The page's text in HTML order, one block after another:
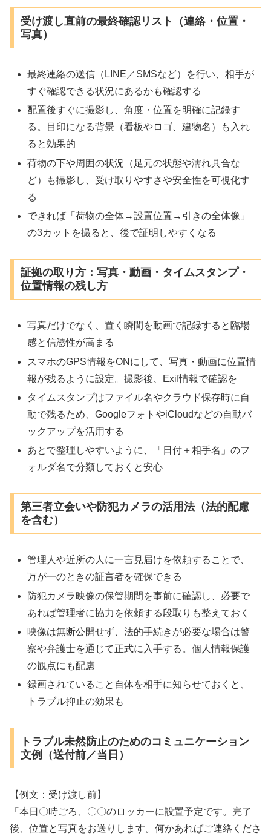
受け渡し直前の最終確認リスト（連絡・位置・
写真）
最終連絡の送信（LINE／SMSなど）を行い、相手が
すぐ確認できる状況にあるかも確認する
配置後すぐに撮影し、角度・位置を明確に記録す
る。目印になる背景（看板やロゴ、建物名）も入れ
ると効果的
荷物の下や周囲の状況（足元の状態や濡れ具合な
ど）も撮影し、受け取りやすさや安全性を可視化す
る
できれば「荷物の全体→設置位置→引きの全体像」
の3カットを撮ると、後で証明しやすくなる
証拠の取り方：写真・動画・タイムスタンプ・
位置情報の残し方
写真だけでなく、置く瞬間を動画で記録すると臨場
感と信憑性が高まる
スマホのGPS情報をONにして、写真・動画に位置情
報が残るように設定。撮影後、Exif情報で確認を
タイムスタンプはファイル名やクラウド保存時に自
動で残るため、GoogleフォトやiCloudなどの自動バ
ックアップを活用する
あとで整理しやすいように、「日付＋相手名」のフ
ォルダ名で分類しておくと安心
第三者立会いや防犯カメラの活用法（法的配慮
を含む）
管理人や近所の人に一言見届けを依頼することで、
万が一のときの証言者を確保できる
防犯カメラ映像の保管期間を事前に確認し、必要で
あれば管理者に協力を依頼する段取りも整えておく
映像は無断公開せず、法的手続きが必要な場合は警
察や弁護士を通じて正式に入手する。個人情報保護
の観点にも配慮
録画されていること自体を相手に知らせておくと、
トラブル抑止の効果も
トラブル未然防止のためのコミュニケーション
文例（送付前／当日）
【例文：受け渡し前】
「本日〇時ごろ、〇〇のロッカーに設置予定です。完了
後、位置と写真をお送りします。何かあればご連絡くださ